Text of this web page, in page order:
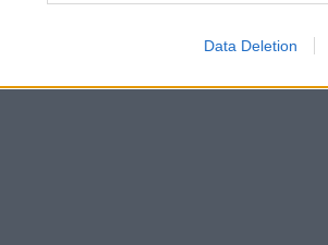
Data Deletion